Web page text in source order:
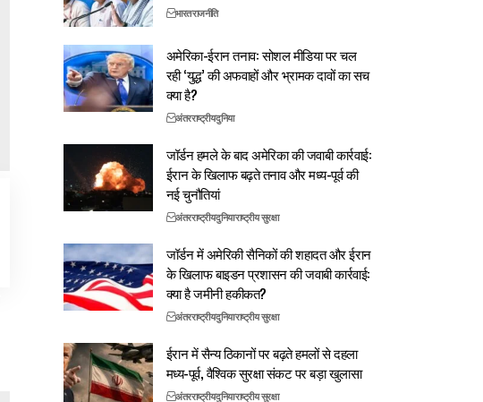
भारतराजनीति
अमेरिका-ईरान तनाव: सोशल मीडिया पर चल
रही ‘युद्ध’ की अफवाहों और भ्रामक दावों का सच
क्या है?
अंतरराष्ट्रीयदुनिया
जॉर्डन हमले के बाद अमेरिका की जवाबी कार्रवाई:
ईरान के खिलाफ बढ़ते तनाव और मध्य-पूर्व की
नई चुनौतियां
अंतरराष्ट्रीयदुनियाराष्ट्रीय सुरक्षा
जॉर्डन में अमेरिकी सैनिकों की शहादत और ईरान
के खिलाफ बाइडन प्रशासन की जवाबी कार्रवाई:
क्या है जमीनी हकीकत?
अंतरराष्ट्रीयदुनियाराष्ट्रीय सुरक्षा
ईरान में सैन्य ठिकानों पर बढ़ते हमलों से दहला
मध्य-पूर्व, वैश्विक सुरक्षा संकट पर बड़ा खुलासा
अंतरराष्ट्रीयदुनियाराष्ट्रीय सुरक्षा